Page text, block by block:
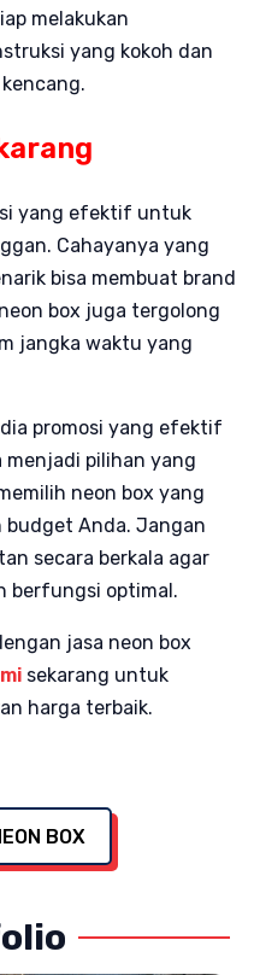
melakukan
yang kokoh dan
yang efektif untuk
Cahayanya yang
bisa membuat brand
box juga tergolong
jangka waktu yang
promosi yang efektif
menjadi pilihan yang
neon box yang
budget Anda. Jangan
secara berkala agar
berfungsi optimal.
jasa neon box
sekarang untuk
harga terbaik.
BOX